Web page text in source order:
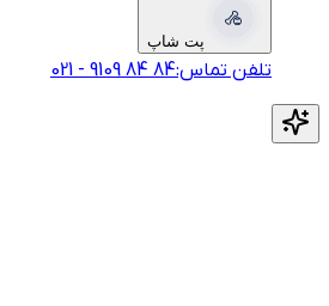
پت شاپ
تلفن تماس: 021-‎9109‎ ‎84‎ ‎84‎